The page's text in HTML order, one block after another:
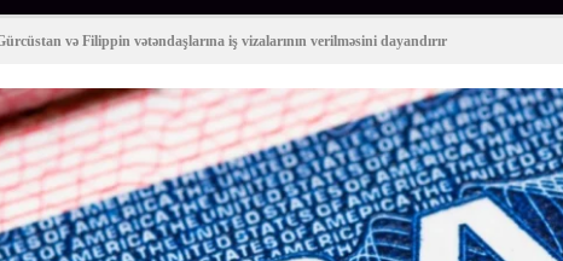
və Filippin vətəndaşlarına iş vizalarının verilməsini dayandırır